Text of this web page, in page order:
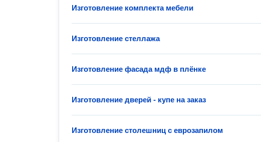
Изготовление комплекта мебели
Изготовление стеллажа
Изготовление фасада мдф в плёнке
Изготовление дверей - купе на заказ
Изготовление столешниц с еврозапилом